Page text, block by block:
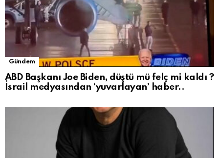
Gündem
ABD Başkanı Joe Biden, düştü mü felç mi kaldı ?
İsrail medyasından ‘yuvarlayan’ haber..